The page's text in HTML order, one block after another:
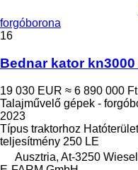
forgóborona
16
Bednar kator kn3000
19 030 EUR ≈ 6 890 000 Ft
Talajművelő gépek -
2023
Típus traktorhoz Hatóterület
teljesítmény 250 LE
Ausztria, At-3250